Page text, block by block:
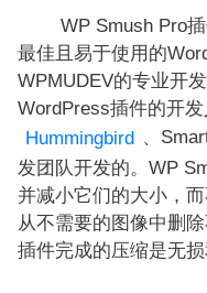
WP Smush Pro插
最佳且易于使用的
WPMUDEV的专业开
WordPress插件的开发
Hummingbird 、
发团队开发的。WP
并减小它们的大小，
从不需要的图像中删
插件完成的压缩是无损